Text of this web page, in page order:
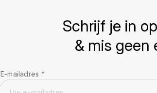
Schrijf je in
& mis geen
E-mailadres *